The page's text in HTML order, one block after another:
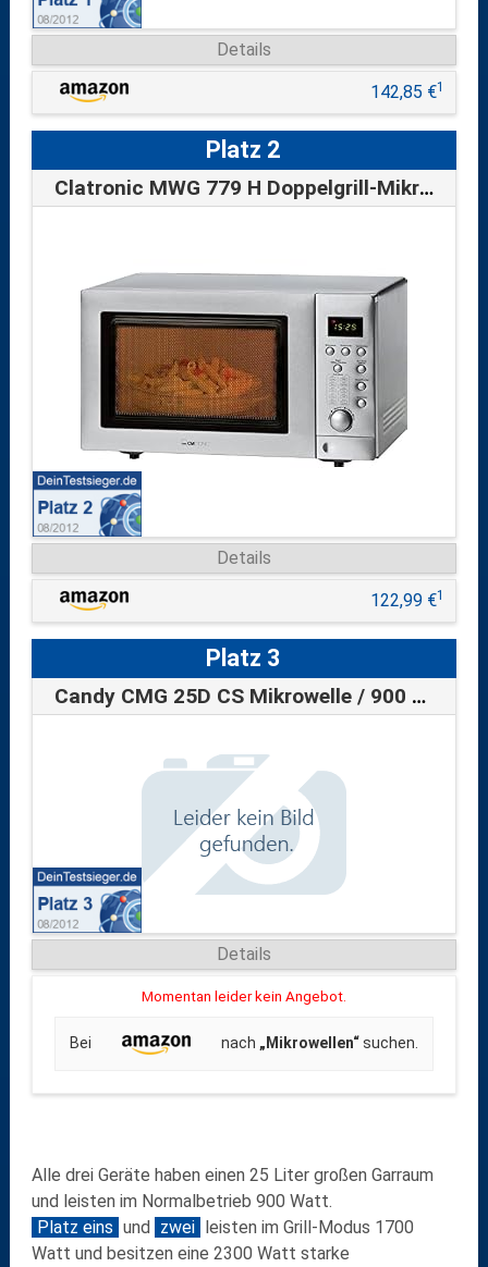
Details
142,85 €1
Platz 2
Clatronic MWG 779 H Doppelgrill-Mikrowel…
Details
122,99 €1
Platz 3
Candy CMG 25D CS Mikrowelle / 900 Watt /…
Details
Momentan leider kein Angebot.
Bei nach „Mikrowellen“suchen.
Alle drei Geräte haben einen 25 Liter großen Garraum
und leisten im Normalbetrieb 900 Watt.
Platz eins und zwei leisten im Grill-Modus 1700
Watt und besitzen eine 2300 Watt starke